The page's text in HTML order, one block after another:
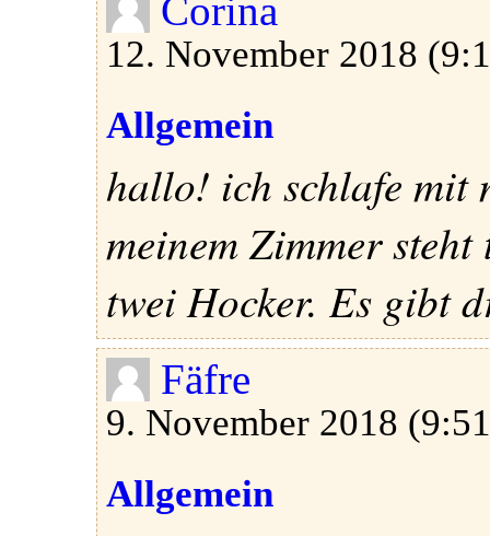
Corina
12. November 2018
Allgemein
hallo! ich schlafe mit
meinem Zimmer
twei Hocker. Es gibt
Fäfre
9. November 2018
Allgemein